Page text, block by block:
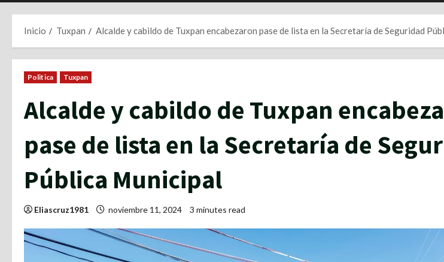
Inicio Tuxpan Alcalde y cabildo de Tuxpan encabezaron pase de lista en la Secretaría de Seguridad
Politica Tuxpan
Alcalde y cabildo de Tuxpan
pase de lista en la Secretaría de
Pública Municipal
Eliascruz1981 noviembre 11, 2024 3 minutes read